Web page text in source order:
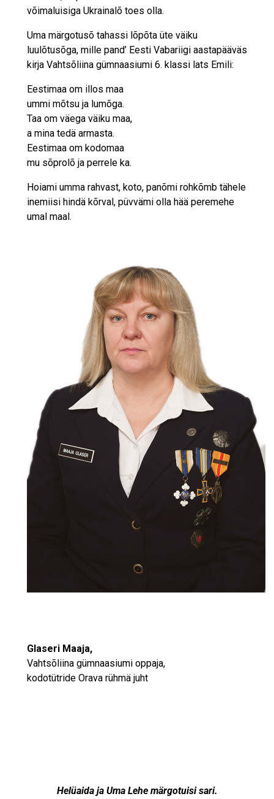
võimaluisiga Ukrainalõ toes olla.
Uma märgotusõ tahassi lõpõta üte väiku
luulõtusõga, mille pand’ Eesti Vabariigi aastapääväs
kirja Vahtsõliina gümnaasiumi 6. klassi lats Emili:
Eestimaa om illos maa
ummi mõtsu ja lumõga.
Taa om väega väiku maa,
a mina tedä armasta.
Eestimaa om kodomaa
mu sõprolõ ja perrele ka.
Hoiami umma rahvast, koto, panõmi rohkõmb tähele
inemiisi hindä kõrval, püvvämi olla hää peremehe
umal maal.
Glaseri Maaja,
Vahtsõliina gümnaasiumi oppaja,
kodotütride Orava rühmä juht
Helüaida ja Uma Lehe märgotuisi sari.